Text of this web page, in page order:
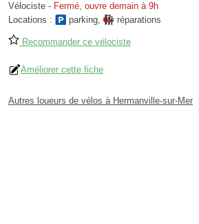
Vélociste - Fermé, ouvre demain à 9h
Locations :
parking, réparations
Recommander ce vélociste
Améliorer cette fiche
Autres loueurs de vélos à Hermanville-sur-Mer